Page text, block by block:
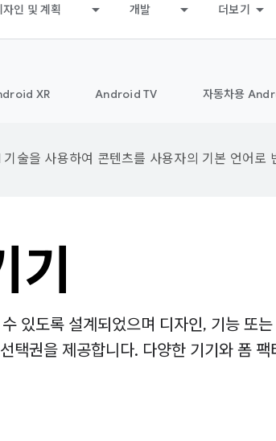
자인 및 계획 개발 더보기
XR Android TV 자동차용
술을 사용하여 콘텐츠를 사용자의 기본 언어로
있도록 설계되었으며 디자인, 기능 또는
택권을 제공합니다. 다양한 기기와 폼 팩